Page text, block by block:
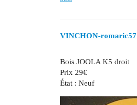
VINCHON-romaric57
Bois JOOLA K5 droit
Prix 29€
État : Neuf